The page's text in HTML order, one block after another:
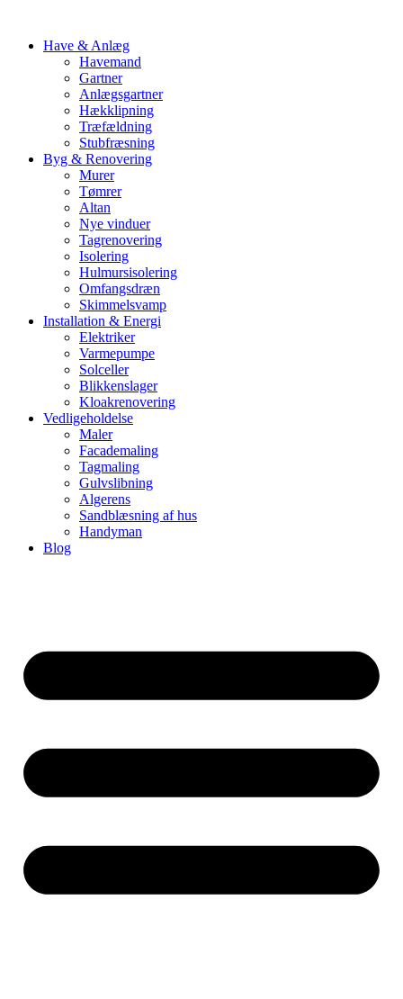
Have & Anlæg
Havemand
Gartner
Anlægsgartner
Hækklipning
Træfældning
Stubfræsning
Byg & Renovering
Murer
Tømrer
Altan
Nye vinduer
Tagrenovering
Isolering
Hulmursisolering
Omfangsdræn
Skimmelsvamp
Installation & Energi
Elektriker
Varmepumpe
Solceller
Blikkenslager
Kloakrenovering
Vedligeholdelse
Maler
Facademaling
Tagmaling
Gulvslibning
Algerens
Sandblæsning af hus
Handyman
Blog